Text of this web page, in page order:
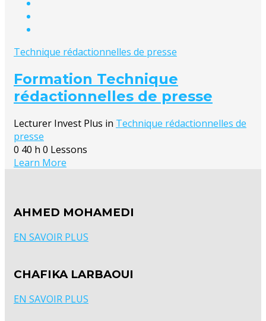
Technique rédactionnelles de presse
Formation Technique
rédactionnelles de presse
Lecturer Invest Plus in Technique rédactionnelles de
presse
0 40 h 0 Lessons
Learn More
AHMED MOHAMEDI
EN SAVOIR PLUS
CHAFIKA LARBAOUI
EN SAVOIR PLUS